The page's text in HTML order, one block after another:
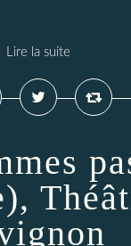
Lire la suite